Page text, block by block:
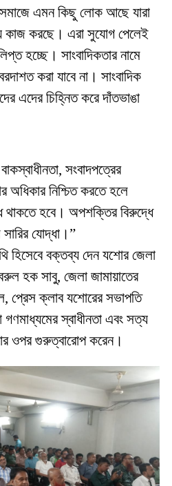
এমন কিছু লোক আছে যারা
কাজ করছে। এরা সুযোগ পেলেই
হচ্ছে। সাংবাদিকতার নামে
করা যাবে না। সাংবাদিক
এদের চিহ্নিত করে দাঁতভাঙা
সংবাদপত্রের
অধিকার নিশ্চিত করতে হলে
থাকতে হবে। অপশক্তির বিরুদ্ধে
সারির যোদ্ধা।”
হিসেবে বক্তব্য দেন যশোর জেলা
হক সাবু, জেলা জামায়াতের
ক্লাব যশোরের সভাপতি
স্বাধীনতা এবং সত্য
ওপর গুরুত্বারোপ করেন।